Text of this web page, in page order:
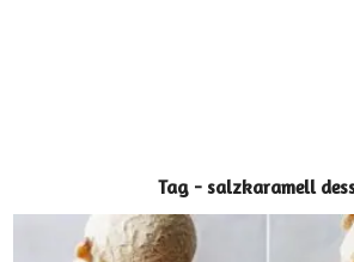
Tag - salzkaramell